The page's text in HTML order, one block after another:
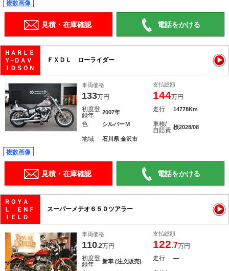
複数画像
見積・在庫確認 電話をかける
ＨＡＲＬＥ
Ｙ−ＤＡＶ
ＩＤＳＯＮ
ＦＸＤＬ ローライダー
車両価格
133万円
支払総額
144万円
初度登
録年
2007年 走行 14778Km
色 シルバーＭ
車検/
自賠責 検2028/08
地域 石川県 金沢市
複数画像
見積・在庫確認 電話をかける
ＲＯＹＡ
Ｌ ＥＮＦ
ＩＥＬＤ
スーパーメテオ６５０ツアラー
車両価格
110.2万円
支払総額
122.7万円
初度登
録年
新車 (注文販売) 走行 ―